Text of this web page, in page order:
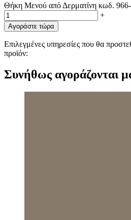
Θήκη Μενού από Δερματίνη κωδ.
+
Αγοράστε τώρα
Επιλεγμένες υπηρεσίες που θα
προϊόν:
Συνήθως αγοράζονται